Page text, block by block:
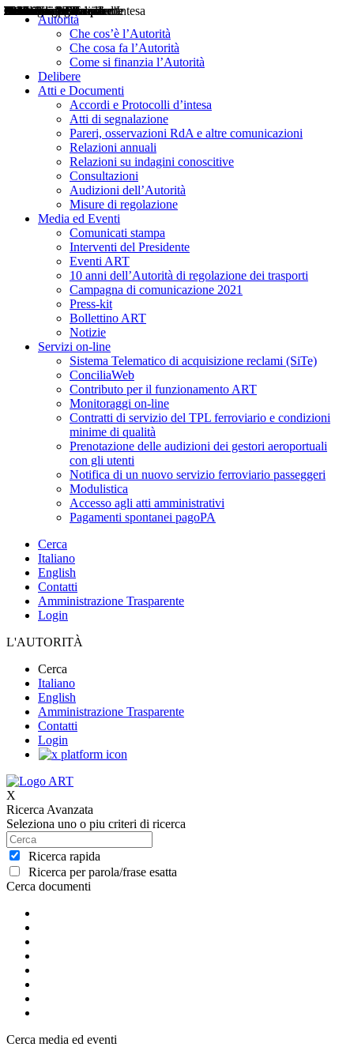
Autorità
Che cos’è l’Autorità
Che cosa fa l’Autorità
Come si finanzia l’Autorità
Delibere
Atti e Documenti
Accordi e Protocolli d’intesa
Atti di segnalazione
Pareri, osservazioni RdA e altre comunicazioni
Relazioni annuali
Relazioni su indagini conoscitive
Consultazioni
Audizioni dell’Autorità
Misure di regolazione
Media ed Eventi
Comunicati stampa
Interventi del Presidente
Eventi ART
10 anni dell’Autorità di regolazione dei trasporti
Campagna di comunicazione 2021
Press-kit
Bollettino ART
Notizie
Servizi on-line
Sistema Telematico di acquisizione reclami (SiTe)
ConciliaWeb
Contributo per il funzionamento ART
Monitoraggi on-line
Contratti di servizio del TPL ferroviario e condizioni
minime di qualità
Prenotazione delle audizioni dei gestori aeroportuali
con gli utenti
Notifica di un nuovo servizio ferroviario passeggeri
Modulistica
Accesso agli atti amministrativi
Pagamenti spontanei pagoPA
Cerca
Italiano
English
Contatti
Amministrazione Trasparente
Login
L'AUTORITÀ
Cerca
Italiano
English
Amministrazione Trasparente
Contatti
Login
X
Ricerca Avanzata
Seleziona uno o piu criteri di ricerca
Ricerca rapida
Ricerca per parola/frase esatta
Cerca documenti
Delibere
Pareri
Consultazioni
Audizioni
Atti di Segnalazione
Accordi e Protocolli d'Intesa
Relazioni annuali
Misure di regolazione
Cerca media ed eventi
Notizie
Comunicati Stampa
Bollettini ART
Convegni ART
Interviste del Presidente
Articoli in primo piano
Interventi del Presidente
2004
2005
2010
2013
2014
2015
2016
2017
2018
2019
202
2020
2021
2022
2023
2024
2025
2026
Aereo
Marittimo
Terrestre